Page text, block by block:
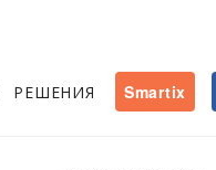
РЕШЕНИЯ Smartix